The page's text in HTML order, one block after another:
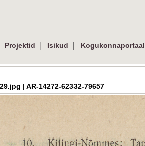
Projektid | Isikud |
Kogukonnaportaal
| AR-14272-62332-79657